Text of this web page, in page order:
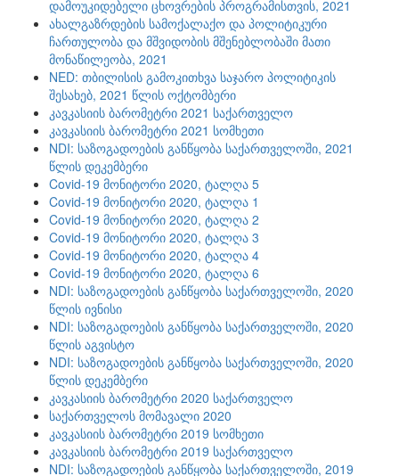
დამოუკიდებელი ცხოვრების პროგრამისთვის, 2021
ახალგაზრდების სამოქალაქო და პოლიტიკური
ჩართულობა და მშვიდობის მშენებლობაში მათი
მონაწილეობა, 2021
NED: თბილისის გამოკითხვა საჯარო პოლიტიკის
შესახებ, 2021 წლის ოქტომბერი
კავკასიის ბარომეტრი 2021 საქართველო
კავკასიის ბარომეტრი 2021 სომხეთი
NDI: საზოგადოების განწყობა საქართველოში, 2021
წლის დეკემბერი
Covid-19 მონიტორი 2020, ტალღა 5
Covid-19 მონიტორი 2020, ტალღა 1
Covid-19 მონიტორი 2020, ტალღა 2
Covid-19 მონიტორი 2020, ტალღა 3
Covid-19 მონიტორი 2020, ტალღა 4
Covid-19 მონიტორი 2020, ტალღა 6
NDI: საზოგადოების განწყობა საქართველოში, 2020
წლის ივნისი
NDI: საზოგადოების განწყობა საქართველოში, 2020
წლის აგვისტო
NDI: საზოგადოების განწყობა საქართველოში, 2020
წლის დეკემბერი
კავკასიის ბარომეტრი 2020 საქართველო
საქართველოს მომავალი 2020
კავკასიის ბარომეტრი 2019 სომხეთი
კავკასიის ბარომეტრი 2019 საქართველო
NDI: საზოგადოების განწყობა საქართველოში, 2019